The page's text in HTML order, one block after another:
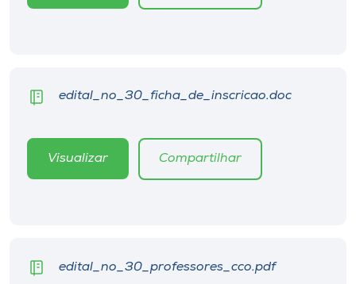
edital_no_30_ficha_de_inscricao.doc
Visualizar Compartilhar
edital_no_30_professores_cco.pdf